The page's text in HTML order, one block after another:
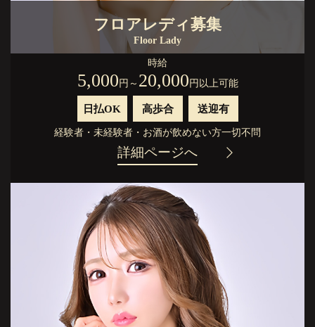
フロアレディ募集
Floor Lady
時給
5,000 円 ～ 20,000 円以上可能
日払OK 高歩合 送迎有
経験者 ・ 未経験者 ・ お酒が飲めない方一切不問
詳細ページへ